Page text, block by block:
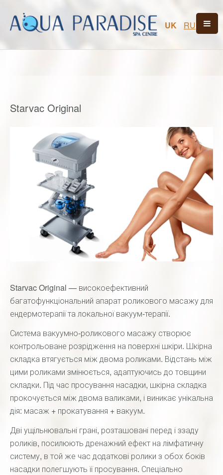
UK RU
Starvac Original
Starvac Original — високоефективний
багатофункціональний апарат роликового масажу для
ендермотерапії та локальної вакуум-терапії.
Система вакуумно-роликового масажу створює
контрольоване розрідження на поверхні шкіри. Шкірна
складка втягується між двома роликами. Відстань між
цими роликами змінюється, адаптуючись до товщини
складки. Під час просування насадки, шкірна складка
прокочується між двома валиками, і виникає унікальна
дія: масаж + прокатування + вакуум.
Дві ущільнювальні грані, розташовані перед і ззаду
роликів, посилюють дренажний ефект на лімфатичну
систему, в той же час додаткові ролики з обох боків
насадки полегшують її просування. Спеціально